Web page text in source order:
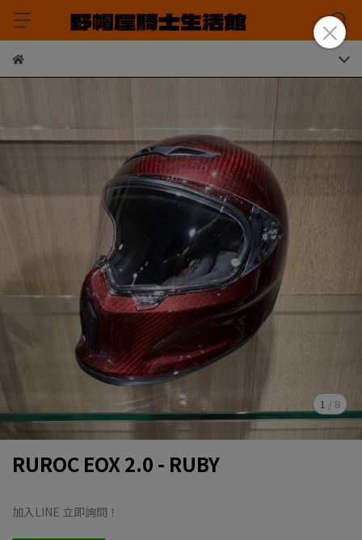
1 / 8
RUROC EOX 2.0 - RUBY
加入LINE 立即詢問！